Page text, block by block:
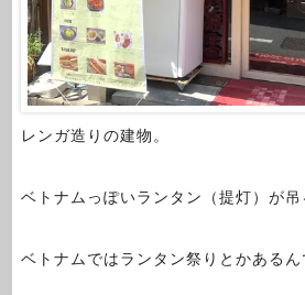
レンガ造りの建物。
ベトナムっぽいランタン（提灯）が吊
ベトナムではランタン祭りとかあるん